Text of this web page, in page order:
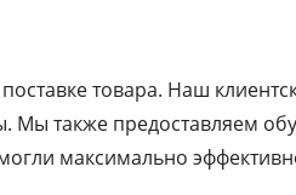
товара. Наш
также предоставляем
максимально